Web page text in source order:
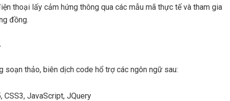
thoại lấy cảm hứng thông qua các mẫu mã thực tế và tham gia
đồng.
soạn thảo, biên dịch code hổ trợ các ngôn ngữ sau:
JavaScript, JQuery